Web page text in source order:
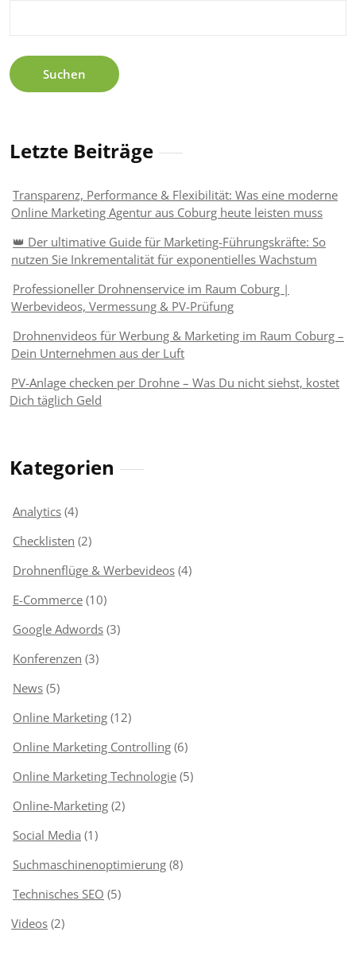
Letzte Beiträge
Transparenz, Performance & Flexibilität: Was eine moderne
Online Marketing Agentur aus Coburg heute leisten muss
👑 Der ultimative Guide für Marketing-Führungskräfte: So
nutzen Sie Inkrementalität für exponentielles Wachstum
Professioneller Drohnenservice im Raum Coburg |
Werbevideos, Vermessung & PV-Prüfung
Drohnenvideos für Werbung & Marketing im Raum Coburg –
Dein Unternehmen aus der Luft
PV-Anlage checken per Drohne – Was Du nicht siehst, kostet
Dich täglich Geld
Kategorien
Analytics (4)
Checklisten (2)
Drohnenflüge & Werbevideos (4)
E-Commerce (10)
Google Adwords (3)
Konferenzen (3)
News (5)
Online Marketing (12)
Online Marketing Controlling (6)
Online Marketing Technologie (5)
Online-Marketing (2)
Social Media (1)
Suchmaschinenoptimierung (8)
Technisches SEO (5)
Videos (2)